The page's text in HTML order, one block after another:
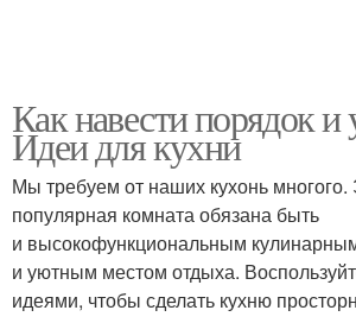
Как навести порядок
Идеи для кухни
Мы требуем от наших кухонь многого.
популярная комната обязана быть
и высокофункциональным
и уютным местом отдыха.
идеями, чтобы сделать кухню